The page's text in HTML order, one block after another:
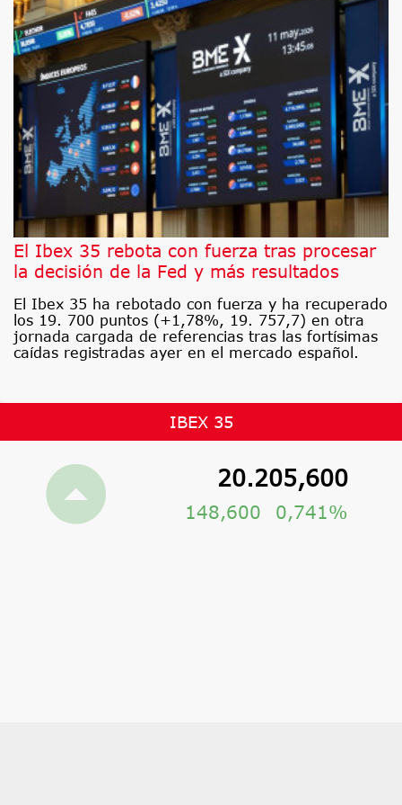
El Ibex 35 rebota con fuerza tras procesar
la decisión de la Fed y más resultados
El Ibex 35 ha rebotado con fuerza y ha recuperado
los 19. 700 puntos (+1,78%, 19. 757,7) en otra
jornada cargada de referencias tras las fortísimas
caídas registradas ayer en el mercado español.
IBEX 35
20.205,600
148,600 0,741%